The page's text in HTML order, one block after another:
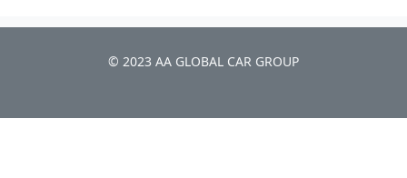
© 2023 AA GLOBAL CAR GROUP